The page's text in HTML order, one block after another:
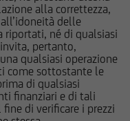
alla correttezza,
delle
riportati, né di qualsiasi
pertanto,
qualsiasi operazione
come sottostante le
di qualsiasi
finanziari e di tali
di verificare i prezzi
e
le stesse
detenere
di qualunque
o delle società
assumere